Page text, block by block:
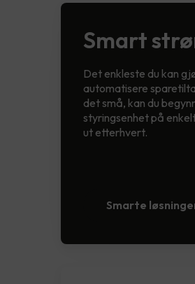
Smart
Det enkleste du kan
automatisere
det små, kan du
styringsenhet på
ut etterhvert.
Smarte